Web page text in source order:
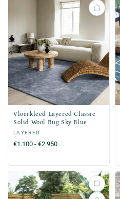
Vloerkleed Layered Classic
Solid Wool Rug Sky Blue
Verkoper:
LAYERED
Normale
€1.100 - €2.950